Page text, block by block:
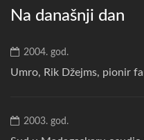
Na današnji dan
2004. god.
Umro, Rik Džejms, pionir
2003. god.